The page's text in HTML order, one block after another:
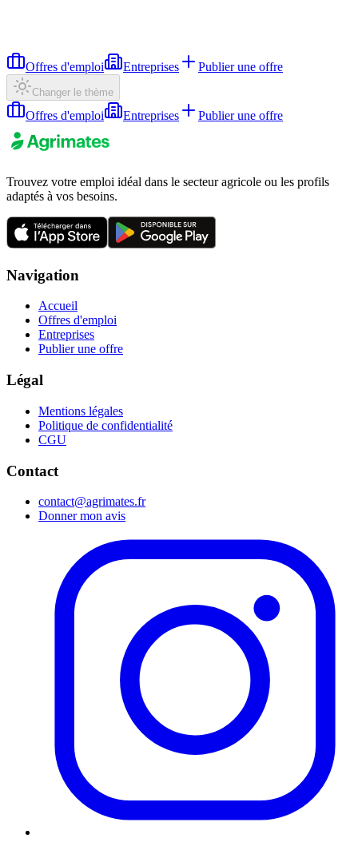
Offres d'emploi Entreprises Publier une offre
Changer le thème
Offres d'emploi Entreprises Publier une offre
Trouvez votre emploi idéal dans le secteur agricole ou les profils
adaptés à vos besoins.
Navigation
Accueil
Offres d'emploi
Entreprises
Publier une offre
Légal
Mentions légales
Politique de confidentialité
CGU
Contact
contact@agrimates.fr
Donner mon avis